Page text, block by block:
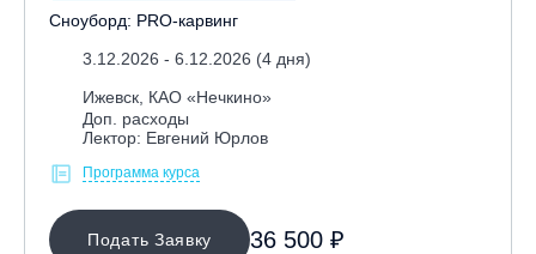
Сноуборд: PRO-карвинг
3.12.2026 - 6.12.2026 (4 дня)
Ижевск, КАО «Нечкино»
Доп. расходы
Лектор: Евгений Юрлов
Программа курса
Подать Заявку 36 500 ₽